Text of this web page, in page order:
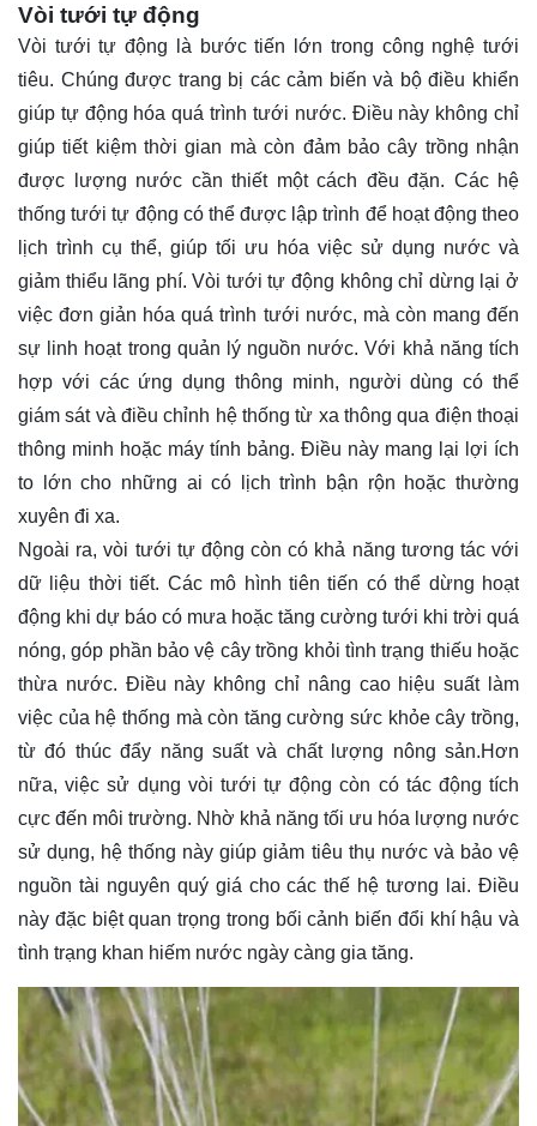
Vòi tưới tự động
Vòi tưới tự động là bước tiến lớn trong công nghệ tưới
tiêu. Chúng được trang bị các cảm biến và bộ điều khiển
giúp tự động hóa quá trình tưới nước. Điều này không chỉ
giúp tiết kiệm thời gian mà còn đảm bảo cây trồng nhận
được lượng nước cần thiết một cách đều đặn. Các hệ
thống tưới tự động có thể được lập trình để hoạt động theo
lịch trình cụ thể, giúp tối ưu hóa việc sử dụng nước và
giảm thiểu lãng phí. Vòi tưới tự động không chỉ dừng lại ở
việc đơn giản hóa quá trình tưới nước, mà còn mang đến
sự linh hoạt trong quản lý nguồn nước. Với khả năng tích
hợp với các ứng dụng thông minh, người dùng có thể
giám sát và điều chỉnh hệ thống từ xa thông qua điện thoại
thông minh hoặc máy tính bảng. Điều này mang lại lợi ích
to lớn cho những ai có lịch trình bận rộn hoặc thường
xuyên đi xa.
Ngoài ra, vòi tưới tự động còn có khả năng tương tác với
dữ liệu thời tiết. Các mô hình tiên tiến có thể dừng hoạt
động khi dự báo có mưa hoặc tăng cường tưới khi trời quá
nóng, góp phần bảo vệ cây trồng khỏi tình trạng thiếu hoặc
thừa nước. Điều này không chỉ nâng cao hiệu suất làm
việc của hệ thống mà còn tăng cường sức khỏe cây trồng,
từ đó thúc đẩy năng suất và chất lượng nông sản.Hơn
nữa, việc sử dụng vòi tưới tự động còn có tác động tích
cực đến môi trường. Nhờ khả năng tối ưu hóa lượng nước
sử dụng, hệ thống này giúp giảm tiêu thụ nước và bảo vệ
nguồn tài nguyên quý giá cho các thế hệ tương lai. Điều
này đặc biệt quan trọng trong bối cảnh biến đổi khí hậu và
tình trạng khan hiếm nước ngày càng gia tăng.